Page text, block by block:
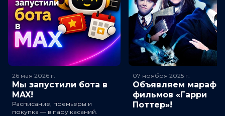
26 мая 2026 г.
Мы запустили бота в
MAX!
Расписание, премьеры и
покупка — в пару касаний.
07 ноября 2025 г.
Объявляем
фильмов «Гарри
Поттер»!